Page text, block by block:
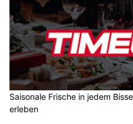
Saisonale Frische in jedem
erleben